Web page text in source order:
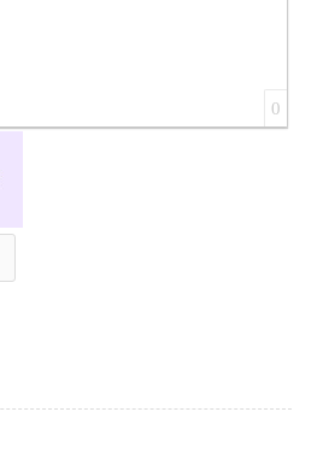
0